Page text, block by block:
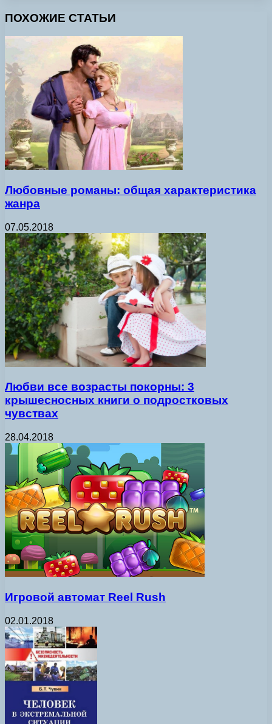
ПОХОЖИЕ СТАТЬИ
Любовные романы: общая характеристика
жанра
07.05.2018
Любви все возрасты покорны: 3
крышесносных книги о подростковых
чувствах
28.04.2018
Игровой автомат Reel Rush
02.01.2018